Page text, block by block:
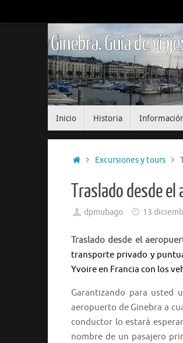
al
Ginebra. Guía de
Inicio Historia
InicioExcursiones y tours
Traslado desde el
dpmubago 13
Traslado desde el
transporte privado y
Yvoire en Francia con los
Garantizando para usted
aeropuerto de Ginebra a
conductor lo estará
nombre de un pasajero